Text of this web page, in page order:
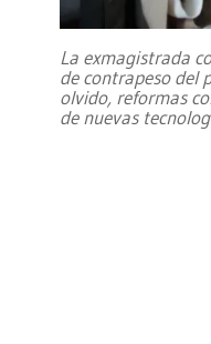
La exmagistrada
de contrapeso del
olvido, reformas
de nuevas